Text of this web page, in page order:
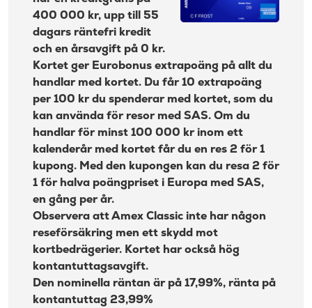
gift:
105 kr
Läs mer om More Golf Mastercard
→
Samla poäng tillsammans
Flyger du med SAS får du basispoäng
Skydd mot kortbedrägerier
Beräkna dina kostnader med SAS Amex Classic
Fördelar SAS Amex Classic
Nackdelar
Vad menar vi om SAS Amex Classic?
SAS Amex Classic prislista
Om American Express
400 000 kr, upp till 55
dagars räntefri kredit
och en årsavgift på 0 kr.
Kortet ger Eurobonus extrapoäng på allt du
handlar med kortet. Du får 10 extrapoäng
per 100 kr du spenderar med kortet, som du
kan använda för resor med SAS. Om du
handlar för minst 100 000 kr inom ett
kalenderår med kortet får du en res 2 för 1
kupong. Med den kupongen kan du resa 2 för
1 för halva poängpriset i Europa med SAS,
en gång per år.
Observera att Amex Classic inte har någon
reseförsäkring men ett skydd mot
kortbedrägerier. Kortet har också hög
kontantuttagsavgift.
Den nominella räntan är på 17,99%, ränta på
kontantuttag 23,99%